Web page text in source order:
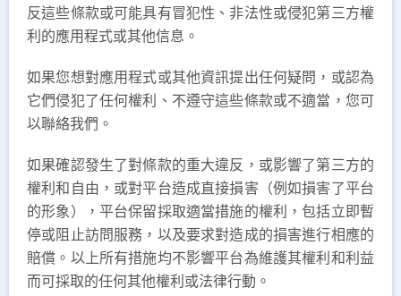
反這些條款或可能具有冒犯性、非法性或侵犯第三方權
利的應用程式或其他信息。
如果您想對應用程式或其他資訊提出任何疑問，或認為
它們侵犯了任何權利、不遵守這些條款或不適當，您可
以聯絡我們。
如果確認發生了對條款的重大違反，或影響了第三方的
權利和自由，或對平台造成直接損害（例如損害了平台
的形象），平台保留採取適當措施的權利，包括立即暫
停或阻止訪問服務，以及要求對造成的損害進行相應的
賠償。以上所有措施均不影響平台為維護其權利和利益
而可採取的任何其他權利或法律行動。